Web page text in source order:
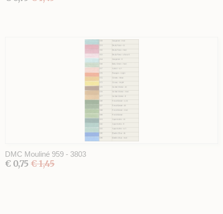
DMC Mouliné 959 - 3803
€ 0,75 € 1,45